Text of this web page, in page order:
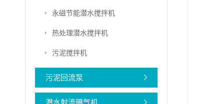
永磁节能潜水搅拌机
热处理潜水搅拌机
污泥搅拌机
污泥回流泵
潜水射流曝气机